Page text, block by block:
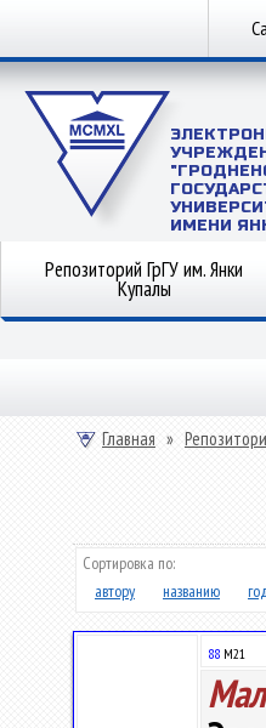
ИМЕНИ
Репозиторий ГрГУ им. Янки
Купалы
Главная »
Сортировка по:
автору
названию
88 М21